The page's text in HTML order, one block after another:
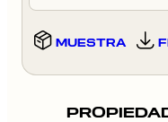
MUESTRA